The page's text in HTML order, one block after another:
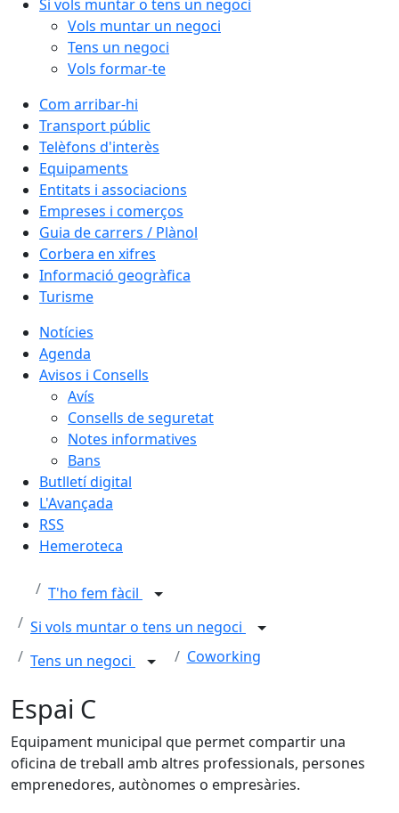
Si vols muntar o tens un negoci
Vols muntar un negoci
Tens un negoci
Vols formar-te
Com arribar-hi
Transport públic
Telèfons d'interès
Equipaments
Entitats i associacions
Empreses i comerços
Guia de carrers / Plànol
Corbera en xifres
Informació geogràfica
Turisme
Notícies
Agenda
Avisos i Consells
Avís
Consells de seguretat
Notes informatives
Bans
Butlletí digital
L'Avançada
RSS
Hemeroteca
T'ho fem fàcil
Si vols muntar o tens un negoci
Tens un negoci
Coworking
Espai C
Equipament municipal que permet compartir una
oficina de treball amb altres professionals, persones
emprenedores, autònomes o empresàries.